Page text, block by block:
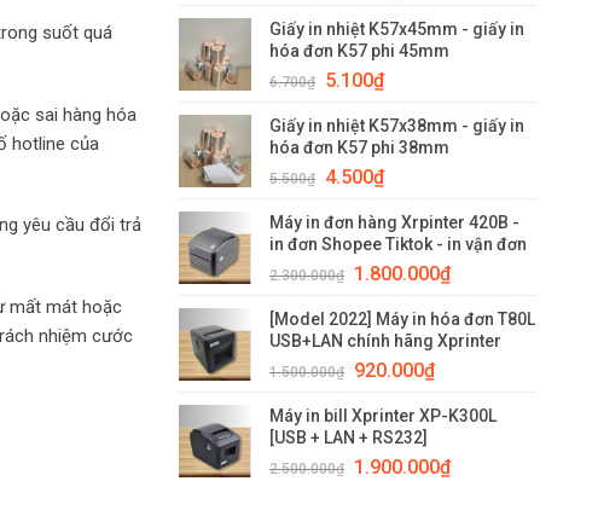
suốt quá
sai hàng hóa
hotline của
yêu cầu đổi trả
mất mát hoặc
nhiệm cước
Giấy in nhiệt K57x45mm - giấy in
hóa đơn K57 phi 45mm
6.700₫ 5.100₫
Giấy in nhiệt K57x38mm - giấy in
hóa đơn K57 phi 38mm
5.500₫ 4.500₫
Máy in đơn hàng Xrpinter 420B -
in đơn Shopee Tiktok - in vận đơn
2.300.000₫ 1.800.000₫
[Model 2022] Máy in hóa đơn T80L
USB+LAN chính hãng Xprinter
1.500.000₫ 920.000₫
Máy in bill Xprinter XP-K300L
[USB + LAN + RS232]
2.500.000₫ 1.900.000₫